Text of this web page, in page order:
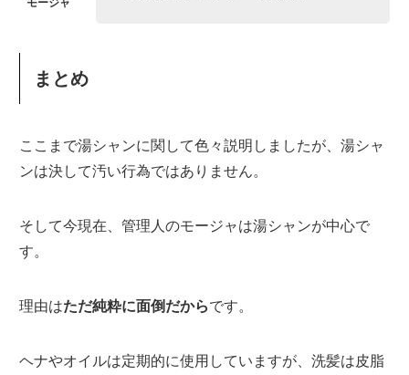
まとめ
ここまで湯シャンに関して色々説明しましたが、湯シャ
ンは決して汚い行為ではありません。
そして今現在、管理人のモージャは湯シャンが中心で
す。
理由はただ純粋に面倒だからです。
ヘナやオイルは定期的に使用していますが、洗髪は皮脂